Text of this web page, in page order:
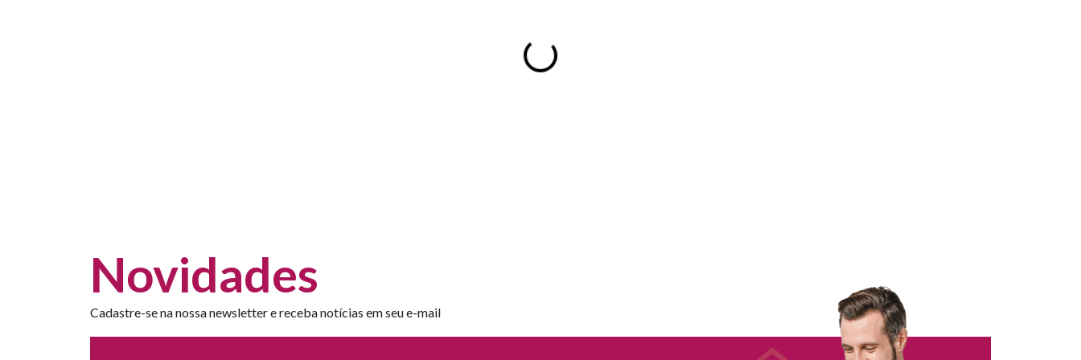
Novidades
Cadastre-se na nossa newsletter e receba notícias em seu e-mail